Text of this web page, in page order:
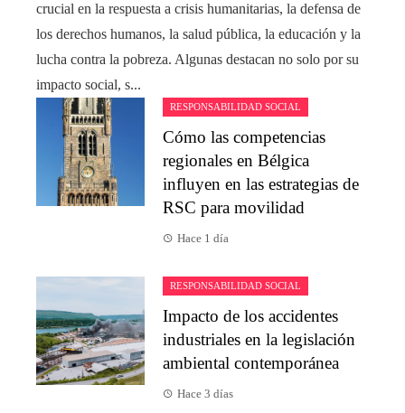
crucial en la respuesta a crisis humanitarias, la defensa de
los derechos humanos, la salud pública, la educación y la
lucha contra la pobreza. Algunas destacan no solo por su
impacto social, s...
RESPONSABILIDAD SOCIAL
Cómo las competencias
regionales en Bélgica
influyen en las estrategias de
RSC para movilidad
Hace 1 día
RESPONSABILIDAD SOCIAL
Impacto de los accidentes
industriales en la legislación
ambiental contemporánea
Hace 3 días